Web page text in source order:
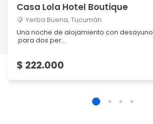
Casa Lola Hotel Boutique
Yerba Buena, Tucumán
Una noche de alojamiento con desayuno
para dos per...
$ 222.000